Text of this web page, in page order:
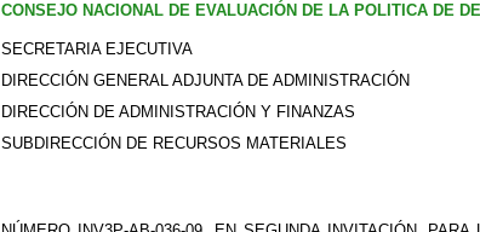
CONSEJO NACIONAL DE EVALUACIÓN DE LA POLITICA DE
SECRETARIA EJECUTIVA
DIRECCIÓN GENERAL ADJUNTA DE ADMINISTRACIÓN
DIRECCIÓN DE ADMINISTRACIÓN Y FINANZAS
SUBDIRECCIÓN DE RECURSOS MATERIALES